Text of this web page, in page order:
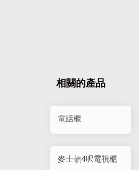
相關的產品
電話櫃
麥士頓4呎電視櫃